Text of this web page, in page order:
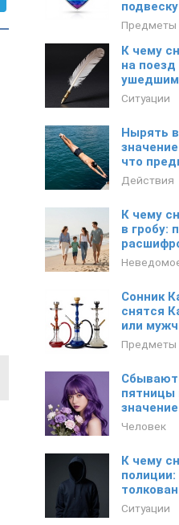
подвеску
Предметы
К чему
на
ушедшим
Ситуации
Нырять
что
Действия
К чему
в гробу:
Сонник
снятся
или
Предметы
пятницы
Человек
К чему
полиции:
Ситуации